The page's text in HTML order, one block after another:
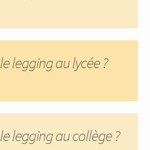
le legging au lycée ?
le legging au collège ?